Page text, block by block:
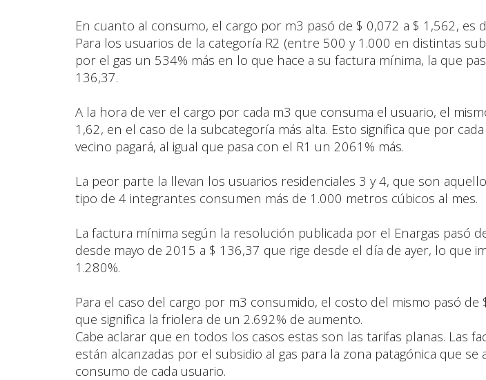
En cuanto al consumo, el cargo por m3 pasó de $ 0,072 a $ 1,562, es
Para los usuarios de la categoría R2 (entre 500 y 1.000 en distintas
por el gas un 534% más en lo que hace a su factura mínima, la que
136,37.
A la hora de ver el cargo por cada m3 que consuma el usuario, el
1,62, en el caso de la subcategoría más alta. Esto significa que por
vecino pagará, al igual que pasa con el R1 un 2061% más.
La peor parte la llevan los usuarios residenciales 3 y 4, que son
tipo de 4 integrantes consumen más de 1.000 metros cúbicos al mes.
La factura mínima según la resolución publicada por el Enargas pasó
desde mayo de 2015 a $ 136,37 que rige desde el día de ayer, lo que
1.280%.
Para el caso del cargo por m3 consumido, el costo del mismo pasó de
que significa la friolera de un 2.692% de aumento.
Cabe aclarar que en todos los casos estas son las tarifas planas. Las
están alcanzadas por el subsidio al gas para la zona patagónica que se
consumo de cada usuario.